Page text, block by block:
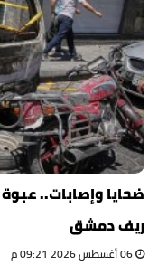
ضحايا وإصابات..
ريف دمشق